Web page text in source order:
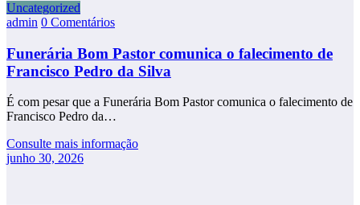
Uncategorized
admin 0 Comentários
Funerária Bom Pastor comunica o falecimento de
Francisco Pedro da Silva
É com pesar que a Funerária Bom Pastor comunica o falecimento de
Francisco Pedro da…
Consulte mais informação
junho 30, 2026